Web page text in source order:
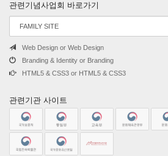
관련기념사업회 바로가기
Web Design or Web Design
Branding & Identity or Branding
HTML5 & CSS3 or HTML5 & CSS3
관련기관 사이트